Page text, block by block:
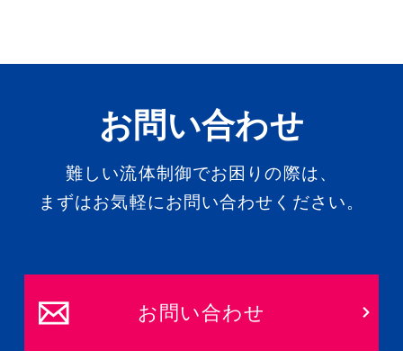
お問い合わせ
難しい流体制御でお困りの際は、
まずはお気軽にお問い合わせください。
お問い合わせ